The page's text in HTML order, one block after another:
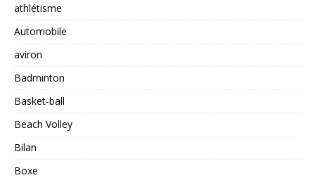
athlétisme
Automobile
aviron
Badminton
Basket-ball
Beach Volley
Bilan
Boxe